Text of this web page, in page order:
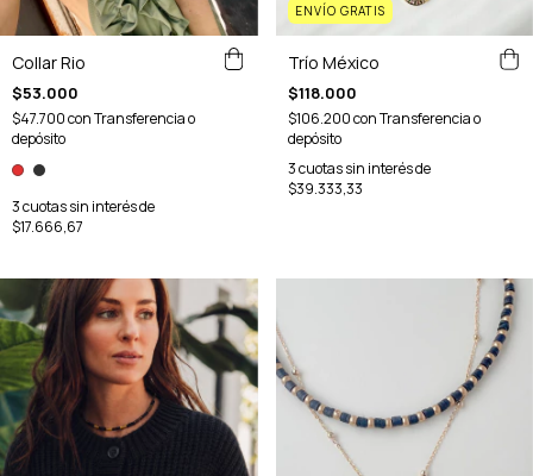
Collar Rio
$53.000
$47.700conTransferencia o
depósito
3cuotas sin interés de
$17.666,67
ENVÍO GRATIS
Trío México
$118.000
$106.200conTransferencia o
depósito
3cuotas sin interés de
$39.333,33